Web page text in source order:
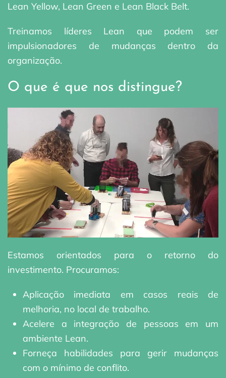
Lean Yellow, Lean Green e Lean Black Belt.
Treinamos líderes Lean que podem ser
impulsionadores de mudanças dentro da
organização.
O que é que nos distingue?
Estamos orientados para o retorno do
investimento. Procuramos:
Aplicação imediata em casos reais de
melhoria, no local de trabalho.
Acelere a integração de pessoas em um
ambiente Lean.
Forneça habilidades para gerir mudanças
com o mínimo de conflito.